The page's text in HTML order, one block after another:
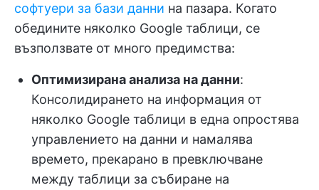
софтуери за бази данни на пазара. Когато
обедините няколко Google таблици, се
възползвате от много предимства:
Оптимизирана анализа на данни:
Консолидирането на информация от
няколко Google таблици в една опростява
управлението на данни и намалява
времето, прекарано в превключване
между таблици за събиране на